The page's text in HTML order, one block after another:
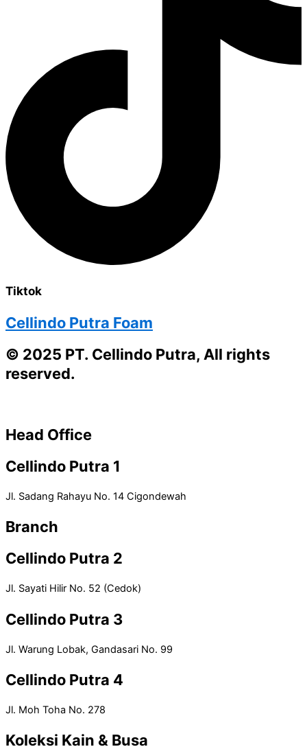
Tiktok
Cellindo Putra Foam
© 2025 PT. Cellindo Putra, All rights
reserved.
Head Office
Cellindo Putra 1
Jl. Sadang Rahayu No. 14 Cigondewah
Branch
Cellindo Putra 2
Jl. Sayati Hilir No. 52 (Cedok)
Cellindo Putra 3
Jl. Warung Lobak, Gandasari No. 99
Cellindo Putra 4
Jl. Moh Toha No. 278
Koleksi Kain & Busa